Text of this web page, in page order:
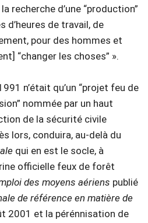
recherche d’une “production”
d’heures de travail, de
pour des hommes et
“changer les choses” ».
n’était qu’un “projet feu de
nommée par un haut
de la sécurité civile
lors, conduira, au-delà du
qui en est le socle, à
officielle feux de forêt
des moyens aériens publié
de référence en matière de
2001 et la pérénnisation de